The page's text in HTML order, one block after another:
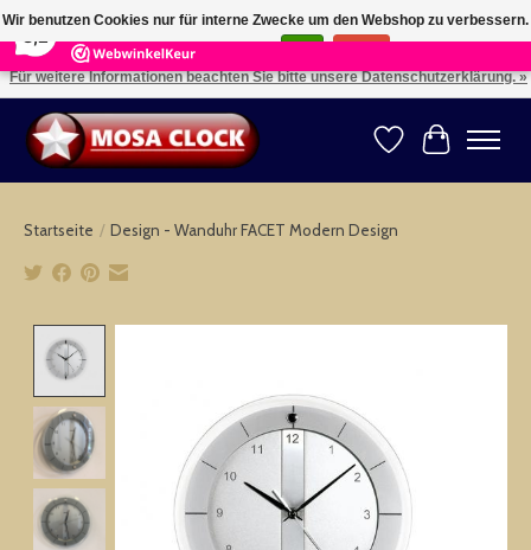
164 Reviews ×
Kies uw taal: NL -- Wählen Sie ihre Sprache: DE -- Choose your language: EN ⇓ ⇒
Wunschzettel
Ihr
Startseite / Design - Wanduhr FACET Modern Design
Wir benutzen Cookies nur für interne Zwecke um den Webshop zu verbessern.
Ist das in Ordnung?
Für weitere Informationen beachten Sie bitte unsere Datenschutzerklärung. »